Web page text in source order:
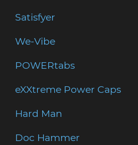
Satisfyer
We-Vibe
POWERtabs
eXXtreme Power Caps
Hard Man
Doc Hammer